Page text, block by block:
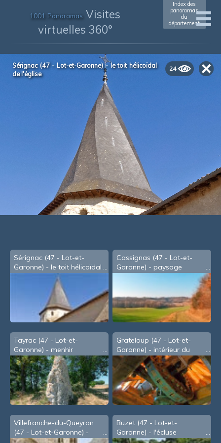
1001 Panoramas Visites
virtuelles 360°
Index des
panoramas
du
département
24
Sérignac (47 - Lot-et-Garonne) - le toit hélicoïdal
de l'église
Sérignac (47 - Lot-et-
Garonne) - le toit hélicoïdal
Cassignas (47 - Lot-et-
Garonne) - paysage
Tayrac (47 - Lot-et-
Garonne) - menhir
Grateloup (47 - Lot-et-
Garonne) - intérieur du
moulin de Gorry
Villefranche-du-Queyran
(47 - Lot-et-Garonne) -
Buzet (47 - Lot-et-
Garonne) - l'écluse